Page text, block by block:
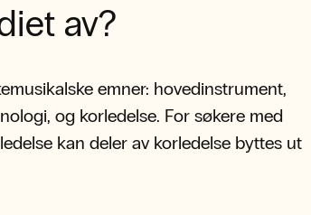
av?
emner: hovedinstrument,
og korledelse. For søkere med
kan deler av korledelse byttes ut